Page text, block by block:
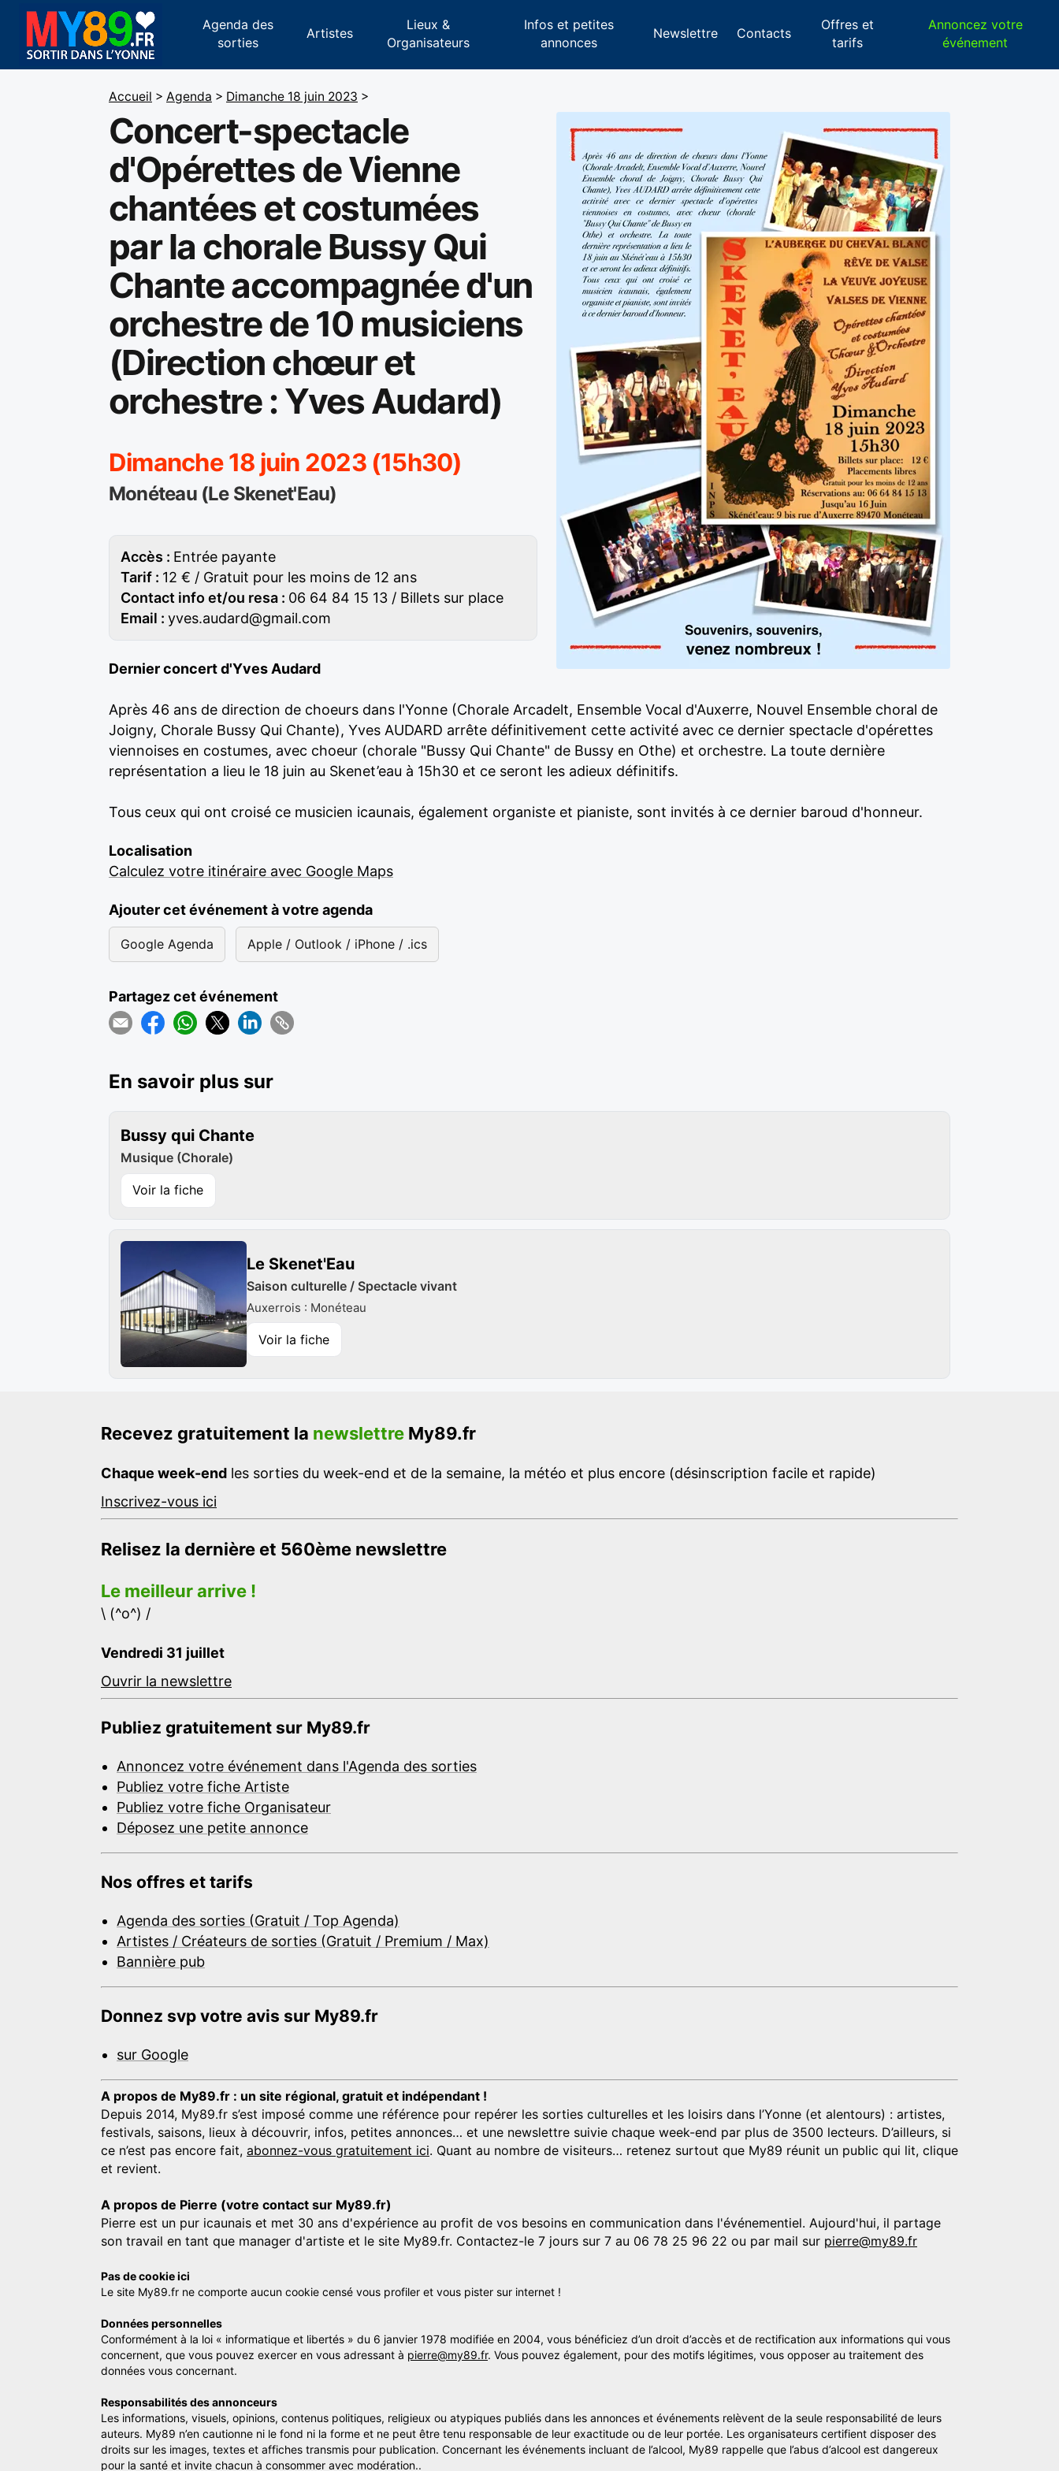
Agenda des
sorties
Artistes
Lieux &
Organisateurs
Infos et petites
annonces
Newslettre Contacts
Offres et
tarifs
Annoncez votre
événement
Accueil > Agenda > Dimanche 18 juin 2023 >
Concert-spectacle
d'Opérettes de Vienne
chantées et costumées
par la chorale Bussy Qui
Chante accompagnée d'un
orchestre de 10 musiciens
(Direction chœur et
orchestre : Yves Audard)
Dimanche 18 juin 2023 (15h30)
Monéteau (Le Skenet'Eau)
Accès : Entrée payante
Tarif : 12 € / Gratuit pour les moins de 12 ans
Contact info et/ou resa : 06 64 84 15 13 / Billets sur place
Email : yves.audard@gmail.com
Dernier concert d'Yves Audard
Après 46 ans de direction de choeurs dans l'Yonne (Chorale Arcadelt, Ensemble Vocal d'Auxerre, Nouvel Ensemble choral de
Joigny, Chorale Bussy Qui Chante), Yves AUDARD arrête définitivement cette activité avec ce dernier spectacle d'opérettes
viennoises en costumes, avec choeur (chorale "Bussy Qui Chante" de Bussy en Othe) et orchestre. La toute dernière
représentation a lieu le 18 juin au Skenet’eau à 15h30 et ce seront les adieux définitifs.
Tous ceux qui ont croisé ce musicien icaunais, également organiste et pianiste, sont invités à ce dernier baroud d'honneur.
Localisation
Calculez votre itinéraire avec Google Maps
Ajouter cet événement à votre agenda
Google Agenda Apple / Outlook / iPhone / .ics
Partagez cet événement
En savoir plus sur
Bussy qui Chante
Musique (Chorale)
Voir la fiche
Le Skenet'Eau
Saison culturelle / Spectacle vivant
Auxerrois : Monéteau
Voir la fiche
Recevez gratuitement la newslettre My89.fr
Chaque week-end les sorties du week-end et de la semaine, la météo et plus encore (désinscription facile et rapide)
Inscrivez-vous ici
Relisez la dernière et 560ème newslettre
Le meilleur arrive !
\ (^o^) /
Vendredi 31 juillet
Ouvrir la newslettre
Publiez gratuitement sur My89.fr
Annoncez votre événement dans l'Agenda des sorties
Publiez votre fiche Artiste
Publiez votre fiche Organisateur
Déposez une petite annonce
Nos offres et tarifs
Agenda des sorties (Gratuit / Top Agenda)
Artistes / Créateurs de sorties (Gratuit / Premium / Max)
Bannière pub
Donnez svp votre avis sur My89.fr
sur Google
A propos de My89.fr : un site régional, gratuit et indépendant !
Depuis 2014, My89.fr s’est imposé comme une référence pour repérer les sorties culturelles et les loisirs dans l’Yonne (et alentours) : artistes,
festivals, saisons, lieux à découvrir, infos, petites annonces… et une newslettre suivie chaque week-end par plus de 3500 lecteurs. D’ailleurs, si
ce n’est pas encore fait, abonnez-vous gratuitement ici. Quant au nombre de visiteurs… retenez surtout que My89 réunit un public qui lit, clique
et revient.
A propos de Pierre (votre contact sur My89.fr)
Pierre est un pur icaunais et met 30 ans d'expérience au profit de vos besoins en communication dans l'événementiel. Aujourd'hui, il partage
son travail en tant que manager d'artiste et le site My89.fr. Contactez-le 7 jours sur 7 au 06 78 25 96 22 ou par mail sur pierre@my89.fr
Pas de cookie ici
Le site My89.fr ne comporte aucun cookie censé vous profiler et vous pister sur internet !
Données personnelles
Conformément à la loi « informatique et libertés » du 6 janvier 1978 modifiée en 2004, vous bénéficiez d’un droit d’accès et de rectification aux informations qui vous
concernent, que vous pouvez exercer en vous adressant à pierre@my89.fr. Vous pouvez également, pour des motifs légitimes, vous opposer au traitement des
données vous concernant.
Responsabilités des annonceurs
Les informations, visuels, opinions, contenus politiques, religieux ou atypiques publiés dans les annonces et événements relèvent de la seule responsabilité de leurs
auteurs. My89 n’en cautionne ni le fond ni la forme et ne peut être tenu responsable de leur exactitude ou de leur portée. Les organisateurs certifient disposer des
droits sur les images, textes et affiches transmis pour publication. Concernant les événements incluant de l’alcool, My89 rappelle que l’abus d’alcool est dangereux
pour la santé et invite chacun à consommer avec modération..